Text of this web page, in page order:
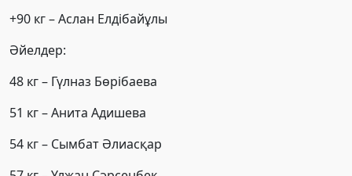
+90 кг – Аслан Елдібайұлы
Әйелдер:
48 кг – Гүлназ Бөрібаева
51 кг – Анита Адишева
54 кг – Сымбат Әлиасқар